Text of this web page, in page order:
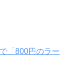
「800円のラー